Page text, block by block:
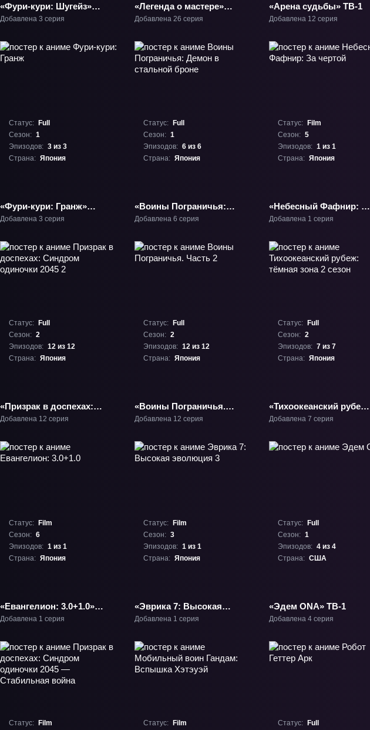
«Фури-кури: Шугейз»
ТВ-1
Добавлена 3 серия
«Легенда о мастере»
ТВ-1
Добавлена 26 серия
«Арена судьбы» ТВ-1
Добавлена 12 серия
Статус:
Full
Сезон: 1
Эпизодов: 3 из 3
Страна: Япония
«Фури-кури: Гранж»
ТВ-1
Добавлена 3 серия
Статус:
Full
Сезон: 1
Эпизодов: 6 из 6
Страна: Япония
«Воины Пограничья:
Демон в стальной
Добавлена 6 серия
Статус:
Film
Сезон: 5
Эпизодов: 1 из 1
Страна: Япония
«Небесный Фафнир: За
чертой» Фильм-5
Добавлена 1 серия
Статус:
Full
Сезон: 2
Эпизодов: 12 из 12
Страна: Япония
«Призрак в доспехах:
Синдром одиночки
Добавлена 12 серия
Статус:
Full
Сезон: 2
Эпизодов: 12 из 12
Страна: Япония
«Воины Пограничья.
Часть 2» ТВ-2
Добавлена 12 серия
Статус:
Full
Сезон: 2
Эпизодов: 7 из 7
Страна: Япония
«Тихоокеанский рубеж:
тёмная зона 2 сезон»
Добавлена 7 серия
Статус:
Film
Сезон: 6
Эпизодов: 1 из 1
Страна: Япония
«Евангелион: 3.0+1.0»
Фильм-6
Добавлена 1 серия
Статус:
Film
Сезон: 3
Эпизодов: 1 из 1
Страна: Япония
«Эврика 7: Высокая
эволюция 3» Фильм-3
Добавлена 1 серия
Статус:
Full
Сезон: 1
Эпизодов: 4 из 4
Страна: США
«Эдем ONA» ТВ-1
Добавлена 4 серия
Статус: Film Статус: Film Статус: Full